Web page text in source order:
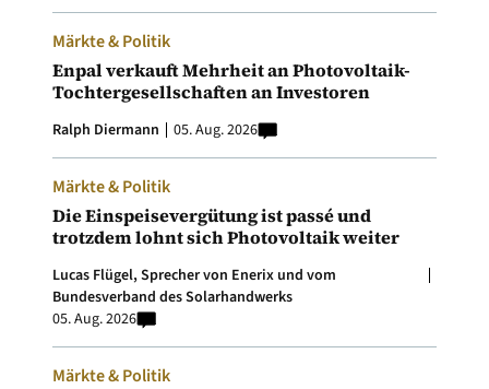
Märkte & Politik
Enpal verkauft Mehrheit an Photovoltaik-
Tochtergesellschaften an Investoren
Ralph Diermann 05. Aug. 2026
Märkte & Politik
Die Einspeisevergütung ist passé und
trotzdem lohnt sich Photovoltaik weiter
Lucas Flügel, Sprecher von Enerix und vom
Bundesverband des Solarhandwerks
05. Aug. 2026
Märkte & Politik